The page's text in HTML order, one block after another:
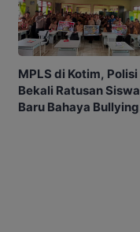
MPLS di Kotim, Polisi
Bekali Ratusan Siswa
Baru Bahaya Bullying